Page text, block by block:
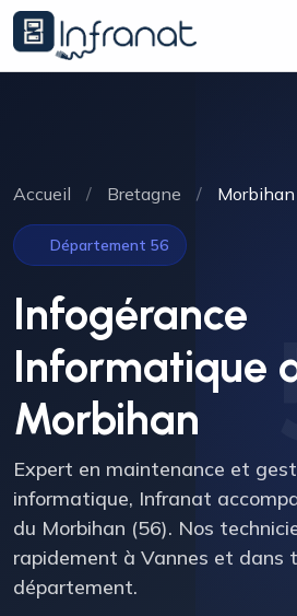
Accueil / Bretagne /
Département 56
Infogérance
Informatique
Morbihan
Expert en maintenance et
informatique, Infranat
du Morbihan (56). Nos
rapidement à Vannes et dans
département.